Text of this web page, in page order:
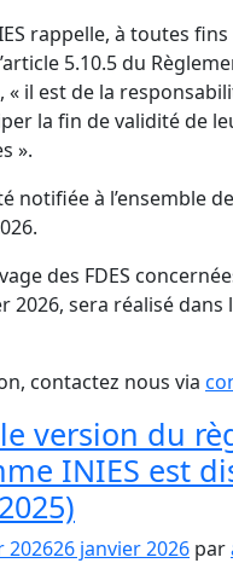
rappelle, à toutes
5.10.5 du
« il est de la
la fin de validité de
».
notifiée à l’ensemble
des FDES
2026, sera réalisé
contactez nous via
version du
INIES est
202626 janvier 2026 par